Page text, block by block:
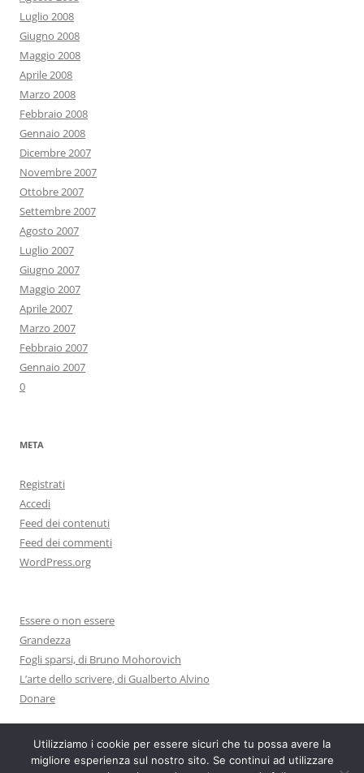
Luglio 2008
Giugno 2008
Maggio 2008
Aprile 2008
Marzo 2008
Febbraio 2008
Gennaio 2008
Dicembre 2007
Novembre 2007
Ottobre 2007
Settembre 2007
Agosto 2007
Luglio 2007
Giugno 2007
Maggio 2007
Aprile 2007
Marzo 2007
Febbraio 2007
Gennaio 2007
0
META
Registrati
Accedi
Feed dei contenuti
Feed dei commenti
WordPress.org
Essere o non essere
Grandezza
Fogli sparsi, di Bruno Mohorovich
L’arte dello scrivere, di Gualberto Alvino
Donare
Utilizziamo i cookie per essere sicuri che tu possa avere la
migliore esperienza sul nostro sito. Se continui ad utilizzare